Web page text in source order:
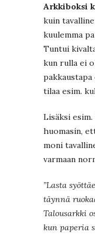
Arkkiboksi
kuin
kuulemma
Tuntui
kun rulla ei
tilaa esim.
Lisäksi
huomasin,
moni
varmaan
”Lasta
täynnä
Talousarkki
kun paperia